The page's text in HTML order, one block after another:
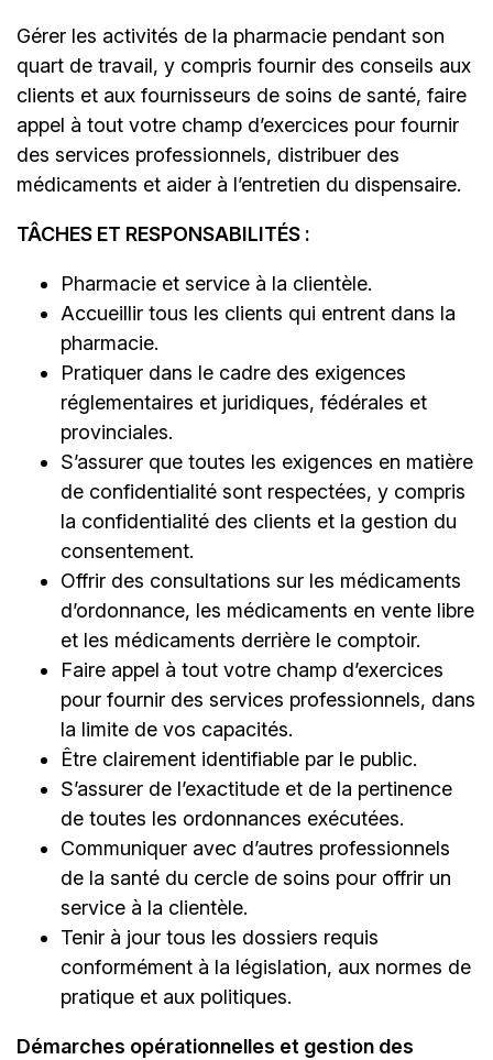
Gérer les activités de la pharmacie pendant son
quart de travail, y compris fournir des conseils aux
clients et aux fournisseurs de soins de santé, faire
appel à tout votre champ d’exercices pour fournir
des services professionnels, distribuer des
médicaments et aider à l’entretien du dispensaire.
TÂCHES ET RESPONSABILITÉS :
Pharmacie et service à la clientèle.
Accueillir tous les clients qui entrent dans la
pharmacie.
Pratiquer dans le cadre des exigences
réglementaires et juridiques, fédérales et
provinciales.
S’assurer que toutes les exigences en matière
de confidentialité sont respectées, y compris
la confidentialité des clients et la gestion du
consentement.
Offrir des consultations sur les médicaments
d’ordonnance, les médicaments en vente libre
et les médicaments derrière le comptoir.
Faire appel à tout votre champ d’exercices
pour fournir des services professionnels, dans
la limite de vos capacités.
Être clairement identifiable par le public.
S’assurer de l’exactitude et de la pertinence
de toutes les ordonnances exécutées.
Communiquer avec d’autres professionnels
de la santé du cercle de soins pour offrir un
service à la clientèle.
Tenir à jour tous les dossiers requis
conformément à la législation, aux normes de
pratique et aux politiques.
Démarches opérationnelles et gestion des